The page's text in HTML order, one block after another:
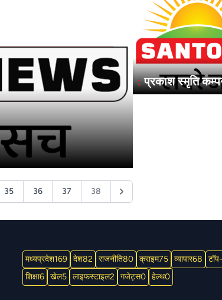
35 36 37 38
:प्रकाश स्मृति
मध्यप्रदेश169 देश82 राजनीति80 क्राइम75 व्यापार68
शिक्षा6 खेल5 लाइफस्टाइल2 गजेट्स0 हेल्थ0